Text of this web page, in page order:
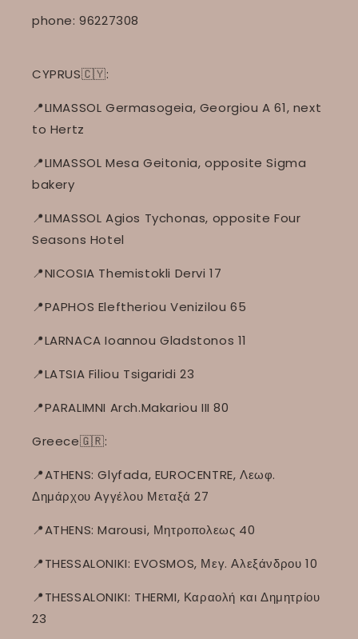
phone: 96227308
CYPRUS🇨🇾:
📍LIMASSOL Germasogeia, Georgiou A 61, next
to Hertz
📍LIMASSOL Mesa Geitonia, opposite Sigma
bakery
📍LIMASSOL Agios Tychonas, opposite Four
Seasons Hotel
📍NICOSIA Themistokli Dervi 17
📍PAPHOS Eleftheriou Venizilou 65
📍LARNACA Ioannou Gladstonos 11
📍LATSIA Filiou Tsigaridi 23
📍PARALIMNI Arch.Makariou III 80
Greece🇬🇷:
📍ATHENS: Glyfada, EUROCENTRE, Λεωφ.
Δημάρχου Αγγέλου Μεταξά 27
📍ATHENS: Marousi, Μητροπολεως 40
📍THESSALONIKI: EVOSMOS, Μεγ. Αλεξάνδρου 10
📍THESSALONIKI: THERMI, Καραολή και Δημητρίου
23